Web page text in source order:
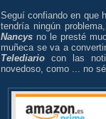
Seguí confiando en que
tendría ningún
Nancys no le presté
muñeca se va a
Telediario con las
novedoso, como ... no